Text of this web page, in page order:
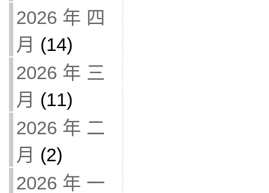
2026 年 四
月 (14)
2026 年 三
月 (11)
2026 年 二
月 (2)
2026 年 一